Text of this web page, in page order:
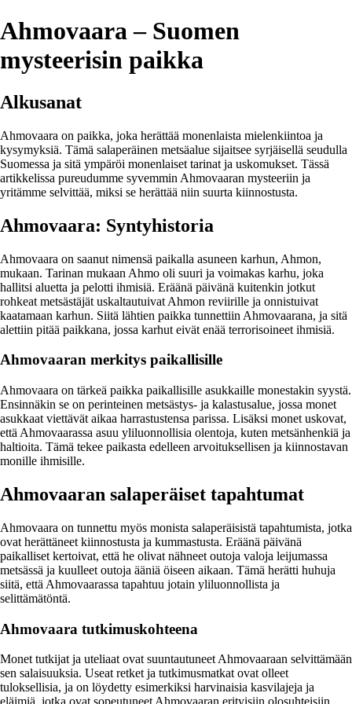
Ahmovaara – Suomen
mysteerisin paikka
Alkusanat
Ahmovaara on paikka, joka herättää monenlaista mielenkiintoa ja
kysymyksiä. Tämä salaperäinen metsäalue sijaitsee syrjäisellä seudulla
Suomessa ja sitä ympäröi monenlaiset tarinat ja uskomukset. Tässä
artikkelissa pureudumme syvemmin Ahmovaaran mysteeriin ja
yritämme selvittää, miksi se herättää niin suurta kiinnostusta.
Ahmovaara: Syntyhistoria
Ahmovaara on saanut nimensä paikalla asuneen karhun, Ahmon,
mukaan. Tarinan mukaan Ahmo oli suuri ja voimakas karhu, joka
hallitsi aluetta ja pelotti ihmisiä. Eräänä päivänä kuitenkin jotkut
rohkeat metsästäjät uskaltautuivat Ahmon reviirille ja onnistuivat
kaatamaan karhun. Siitä lähtien paikka tunnettiin Ahmovaarana, ja sitä
alettiin pitää paikkana, jossa karhut eivät enää terrorisoineet ihmisiä.
Ahmovaaran merkitys paikallisille
Ahmovaara on tärkeä paikka paikallisille asukkaille monestakin syystä.
Ensinnäkin se on perinteinen metsästys- ja kalastusalue, jossa monet
asukkaat viettävät aikaa harrastustensa parissa. Lisäksi monet uskovat,
että Ahmovaarassa asuu yliluonnollisia olentoja, kuten metsänhenkiä ja
haltioita. Tämä tekee paikasta edelleen arvoituksellisen ja kiinnostavan
monille ihmisille.
Ahmovaaran salaperäiset tapahtumat
Ahmovaara on tunnettu myös monista salaperäisistä tapahtumista, jotka
ovat herättäneet kiinnostusta ja kummastusta. Eräänä päivänä
paikalliset kertoivat, että he olivat nähneet outoja valoja leijumassa
metsässä ja kuulleet outoja ääniä öiseen aikaan. Tämä herätti huhuja
siitä, että Ahmovaarassa tapahtuu jotain yliluonnollista ja
selittämätöntä.
Ahmovaara tutkimuskohteena
Monet tutkijat ja uteliaat ovat suuntautuneet Ahmovaaraan selvittämään
sen salaisuuksia. Useat retket ja tutkimusmatkat ovat olleet
tuloksellisia, ja on löydetty esimerkiksi harvinaisia kasvilajeja ja